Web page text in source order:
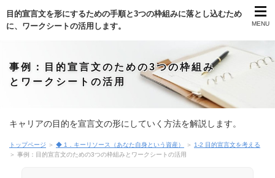
目的宣言文を形にするための手順と3つの枠組みに落とし込むため
に、ワークシートの活用します。
MENU
事例：目的宣言文のための3つの枠組み
とワークシートの活用
キャリアの目的を宣言文の形にしていく方法を解説します。
トップページ ＞ ◆ 1．キーリソース（あなた自身という資産） ＞ 1-2 目的宣言文を考える
＞ 事例：目的宣言文のための3つの枠組みとワークシートの活用